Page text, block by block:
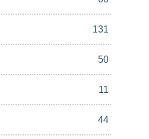
131
50
11
44